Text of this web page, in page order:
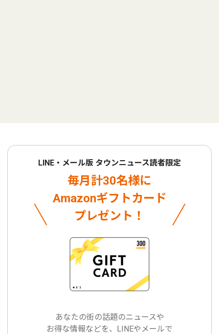
LINE・メール版 タウンニュース読者限定
毎月計30名様に
Amazonギフトカード
プレゼント！
あなたの街の話題のニュースや
お得な情報などを、LINEやメールで